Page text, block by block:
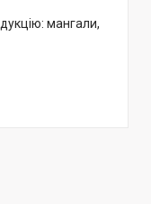
мангали,